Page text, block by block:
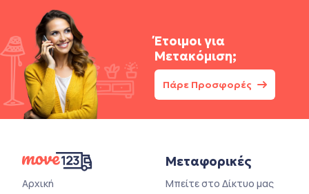
Έτοιμοι για
Μετακόμιση;
Πάρε Προσφορές
Αρχική
Μεταφορικές
Μπείτε στο Δίκτυο μας